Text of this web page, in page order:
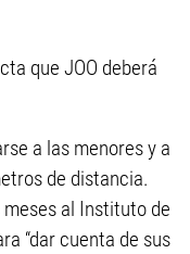
que JOO deberá
a las menores y a
de distancia.
al Instituto de
“dar cuenta de sus